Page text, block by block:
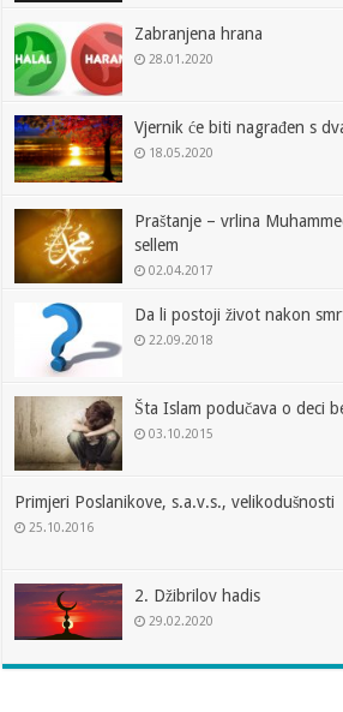
Zabranjena hrana
28.01.2020
Vjernik će biti nagrađen s
18.05.2020
Praštanje – vrlina
sellem
02.04.2017
Da li postoji život nakon
22.09.2018
Šta Islam podučava o deci
03.10.2015
Primjeri Poslanikove, s.a.v.s., velikodušnosti
25.10.2016
2. Džibrilov hadis
29.02.2020